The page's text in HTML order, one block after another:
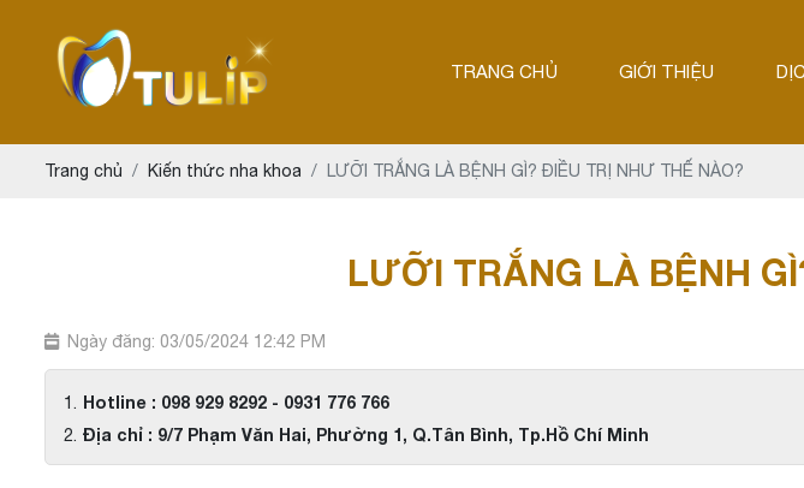
TRANG CHỦ GIỚI THIỆU
Trang chủ Kiến thức nha khoa LƯỠI TRẮNG LÀ BỆNH GÌ? ĐIỀU TRỊ NHƯ THẾ NÀO?
LƯỠI TRẮNG LÀ BỆNH
Ngày đăng: 03/05/2024 12:42 PM
Hotline : 098 929 8292 - 0931 776 766
Địa chỉ : 9/7 Phạm Văn Hai, Phường 1, Q.Tân Bình, Tp.Hồ Chí Minh